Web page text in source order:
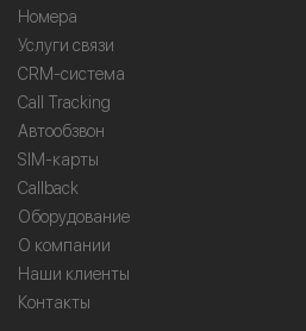
Номера
Услуги связи
CRM-система
Call Tracking
Автообзвон
SIM-карты
Callback
Оборудование
О компании
Наши клиенты
Контакты